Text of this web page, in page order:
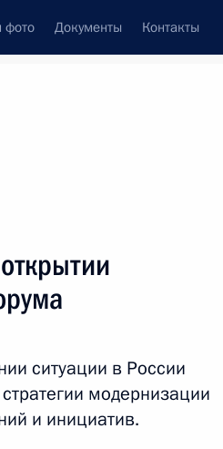
фото Документы Контакты
ситуации в России
модернизации
и инициатив.